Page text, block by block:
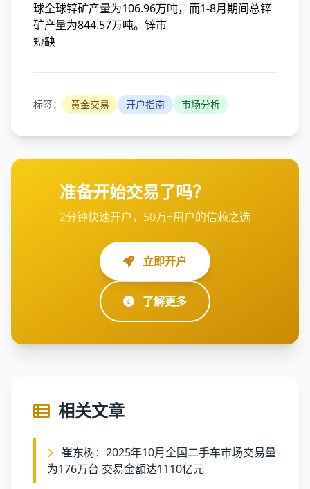
球全球锌矿产量为106.96万吨，而1-8月期间总锌
矿产量为844.57万吨。锌市
短缺
标签： 黄金交易 开户指南 市场分析
准备开始交易了吗？
2分钟快速开户，50万+用户的信赖之选
立即开户
了解更多
相关文章
为176万台 交易金额达1110亿元